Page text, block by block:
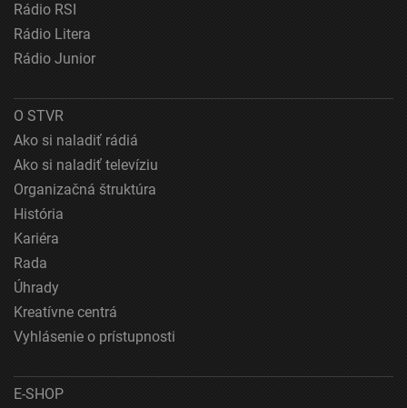
Použitie obmedzených údajov na výber obsahu
Používanie presných údajov o geografickej
polohe
Identifikácia zariadení na základe aktívne
vyžiadaných informácií
Účely spracovania, ktoré nie sú v kompetencii IAB:
Nevyhnutné
Výkonostné
Funkčné
Rádio RSI
Rádio Litera
Rádio Junior
O STVR
Ako si naladiť rádiá
Ako si naladiť televíziu
Organizačná štruktúra
História
Kariéra
Rada
Úhrady
Kreatívne centrá
Vyhlásenie o prístupnosti
E-SHOP